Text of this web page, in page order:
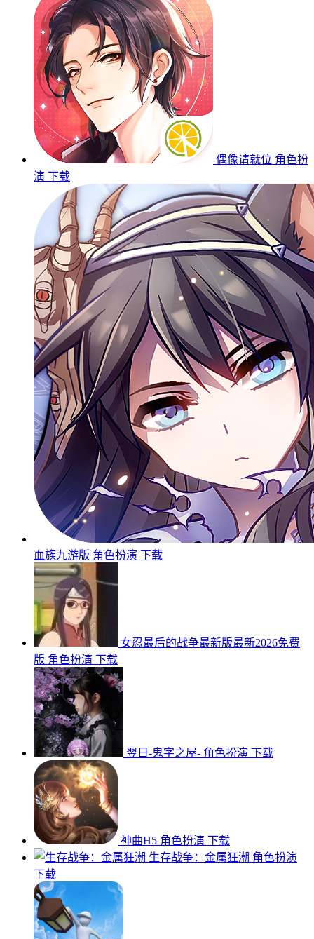
偶像请就位 角色扮
演 下载
血族九游版 角色扮演 下载
女忍最后的战争最新版最新2026免费
版 角色扮演 下载
翌日-鬼字之屋- 角色扮演 下载
神曲H5 角色扮演 下载
生存战争：金属狂潮 角色扮演
下载